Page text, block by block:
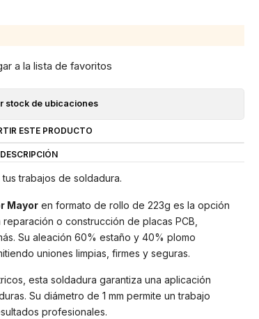
a la lista de favoritos
stock de ubicaciones
ESTE PRODUCTO
DESCRIPCIÓN
trabajos de soldadura.
Mayoren formato de rollo de 223g es la opción
o construcción de placas PCB,
Su aleación 60% estaño y 40% plomo
uniones limpias, firmes y seguras.
esta soldadura garantiza una aplicación
Su diámetro de 1 mm permite un trabajo
profesionales.